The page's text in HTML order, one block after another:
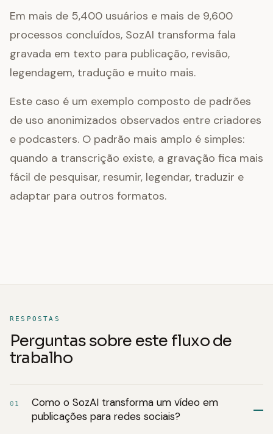
Em mais de 5,400 usuários e mais de 9,600
processos concluídos, SozAI transforma fala
gravada em texto para publicação, revisão,
legendagem, tradução e muito mais.
Este caso é um exemplo composto de padrões
de uso anonimizados observados entre criadores
e podcasters. O padrão mais amplo é simples:
quando a transcrição existe, a gravação fica mais
fácil de pesquisar, resumir, legendar, traduzir e
adaptar para outros formatos.
RESPOSTAS
Perguntas sobre este fluxo de
trabalho
01
Como o SozAI transforma um vídeo em
publicações para redes sociais?